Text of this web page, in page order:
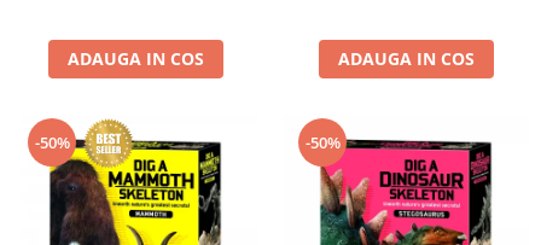
ADAUGA IN COS ADAUGA IN COS
-50% -50%